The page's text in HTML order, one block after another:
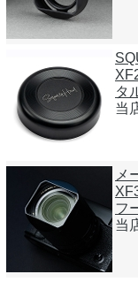
タ
当
メ
フ
当